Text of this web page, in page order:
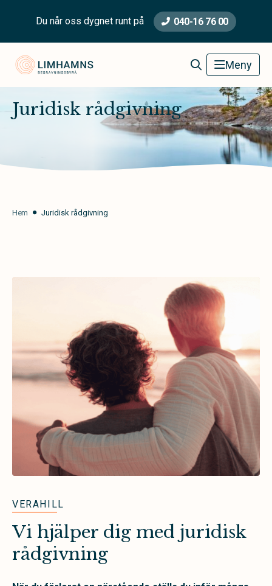
Du når oss dygnet runt på 040-16 76 00
Limhamns Begravningsbyrå Meny
Juridisk rådgivning
Hem Juridisk rådgivning
VERAHILL
Vi hjälper dig med juridisk
rådgivning